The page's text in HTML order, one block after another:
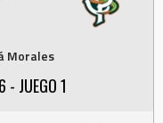
Morales
- JUEGO 1